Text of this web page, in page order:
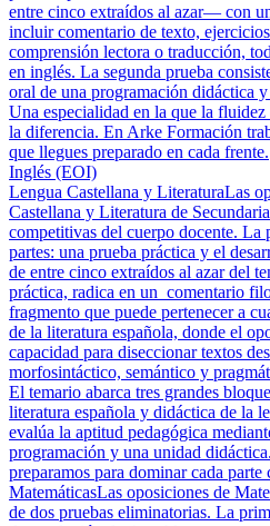
entre cinco extraídos al azar— con
incluir comentario de texto,
comprensión lectora o traducción,
en inglés. La segunda prueba
oral de una programación didáctica
Una especialidad en la que la
la diferencia. En Arke Formación
que llegues preparado en cada frente.
Inglés (EOI)
Lengua Castellana y LiteraturaLas
Castellana y Literatura de
competitivas del cuerpo docente. La
partes: una prueba práctica y el
de entre cinco extraídos al azar del
práctica, radica en un comentario
fragmento que puede pertenecer a
de la literatura española, donde el
capacidad para diseccionar textos
morfosintáctico, semántico y
El temario abarca tres grandes
literatura española y didáctica de la
evalúa la aptitud pedagógica
programación y una unidad
preparamos para dominar cada
MatemáticasLas oposiciones de
de dos pruebas eliminatorias. La